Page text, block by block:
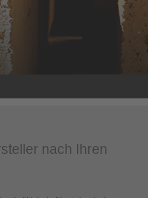
nach Ihren